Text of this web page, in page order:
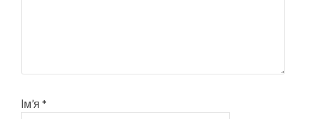
Ім’я *